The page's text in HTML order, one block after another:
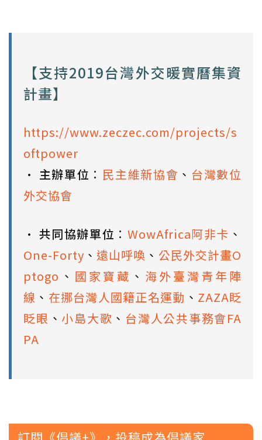
【支持2019台灣外交暖實曆集資
計畫】
https://www.zeczec.com/projects/s
oftpower
• 主辦單位 ： 民主維新協會 、 台灣數位
外交協會
• 共同協辦單位 ： WowAfrica阿非卡 、
One-Forty 、 遠山呼喚 、 公民外交計畫O
ptogo 、 國家寶藏 、 海外臺灣青年陣
線 、 在挪台灣人國籍正名運動 、 ZAZA眨
眨眼 、 小島大歌 、 台灣人公共事務會FA
PA